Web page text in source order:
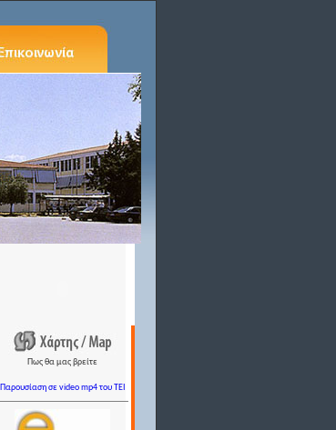
Πως θα μας βρείτε
Παρουσίαση σε video mp4 του TEI